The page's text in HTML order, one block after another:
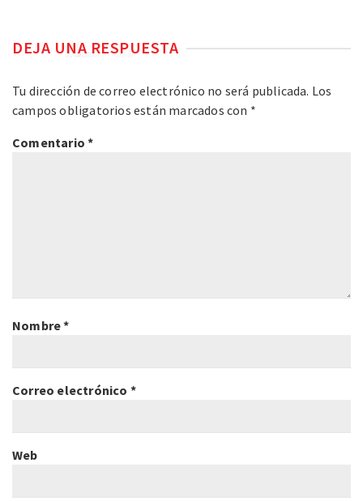
DEJA UNA RESPUESTA
Tu dirección de correo electrónico no será publicada. Los
campos obligatorios están marcados con *
Comentario*
Nombre*
Correo electrónico *
Web